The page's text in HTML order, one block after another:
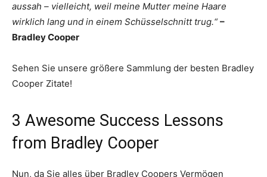
aussah – vielleicht, weil meine Mutter meine Haare
wirklich lang und in einem Schüsselschnitt trug.“–
Bradley Cooper
Sehen Sie unsere größere Sammlung der besten Bradley
Cooper Zitate!
3 Awesome Success Lessons
from Bradley Cooper
Nun, da Sie alles über Bradley Coopers Vermögen